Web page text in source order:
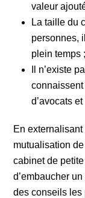
valeur
La taille du
personnes,
plein temps ;
Il n’existe
d’avocats
En externalisant
mutualisation
cabinet de
d’embaucher
des conseils les